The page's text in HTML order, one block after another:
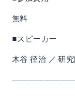
無料
■スピーカー
木谷 径治 ／ 研